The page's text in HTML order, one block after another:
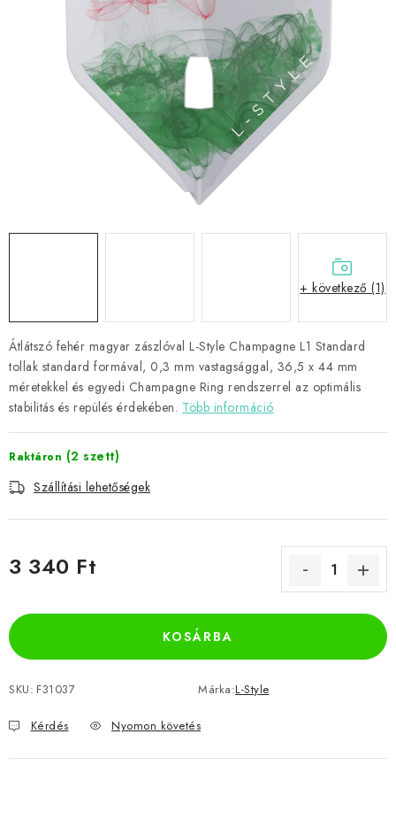
JÁTÉKOSOK
Átlátszó fehér magyar zászlóval L-Style Champagne L1 Standard
tollak standard formával, 0,3 mm vastagsággal, 36,5 x 44 mm
méretekkel és egyedi Champagne Ring rendszerrel az optimális
stabilitás és repülés érdekében. Több információ
Raktáron (2 szett)
Szállítási lehetőségek
3 340 Ft
KOSÁRBA
SKU: F31037 Márka:L-Style
Kérdés Nyomon követés
+ következő (1)